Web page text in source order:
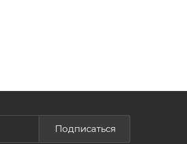
Подписаться